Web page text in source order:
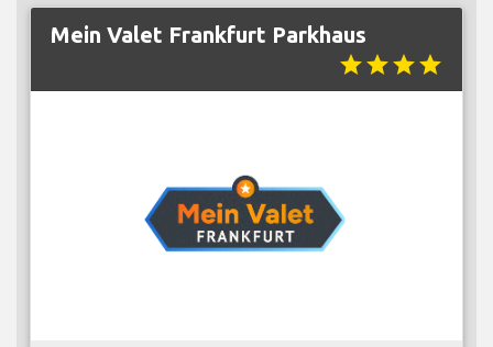
Mein Valet Frankfurt Parkhaus
starstarstarstar